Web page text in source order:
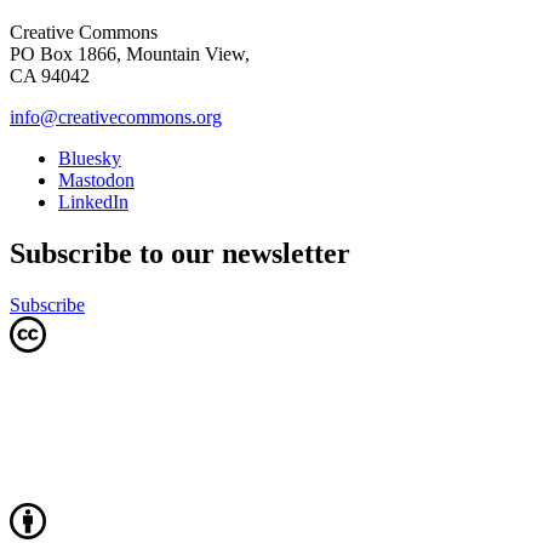
Creative Commons
PO Box 1866, Mountain View,
CA 94042
info@creativecommons.org
Bluesky
Mastodon
LinkedIn
Subscribe to our newsletter
Subscribe